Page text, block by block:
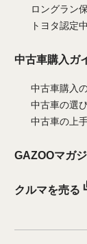
ロングラン
トヨタ認定
中古車購入ガ
中古車購入
中古車の選
中古車の上
GAZOOマガ
クルマを売る